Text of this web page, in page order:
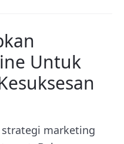
Untuk
strategi marketing